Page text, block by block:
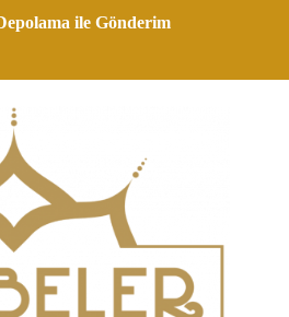
ile Gönderim